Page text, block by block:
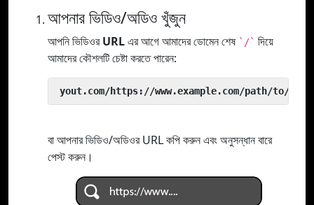
আপনার ভিডিও/অডিও খুঁজুন
আপনি ভিডিওরURLএর আগে আমাদের ডোমেন শেষ `/` দিয়ে
আমাদের কৌশলটি চেষ্টা করতে পারেন:
yout.com/https://www.example.com/path/to/
বা আপনার ভিডিও/অডিওর URL কপি করুন এবং অনুসন্ধান বারে
পেস্ট করুন।